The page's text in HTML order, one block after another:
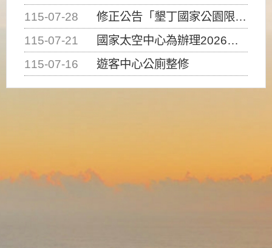
115-07-28
修正公告「墾丁國家公園限制水域遊憩活動之種類、範圍、時間及行為」，自即日生效。
115-07-21
國家太空中心為辦理2026台灣盃火箭競賽，陸、海、空域警戒及協調相關事宜，因颱風備案事宜
115-07-16
遊客中心公廁整修